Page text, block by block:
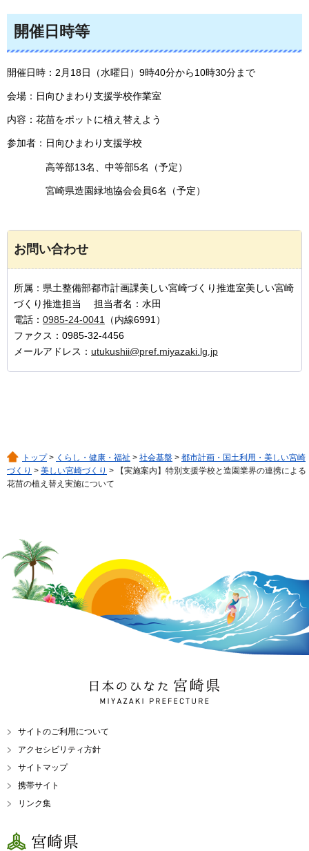
開催日時等
開催日時：2月18日（水曜日）9時40分から10時30分まで
会場：日向ひまわり支援学校作業室
内容：花苗をポットに植え替えよう
参加者：日向ひまわり支援学校
高等部13名、中等部5名（予定）
宮崎県造園緑地協会会員6名（予定）
お問い合わせ
所属：県土整備部都市計画課美しい宮崎づくり推進室美しい宮崎
づくり推進担当 担当者名：水田
電話： 0985-24-0041
（内線6991）
ファクス：0985-32-4456
メールアドレス： utukushii@pref.miyazaki.lg.jp
トップ> くらし・健康・福祉 > 社会基盤 > 都市計画・国土利用・美しい宮崎
づくり > 美しい宮崎づくり > 【実施案内】特別支援学校と造園業界の連携による
花苗の植え替え実施について
日本のひなた 宮崎県
MIYAZAKI PREFECTURE
サイトのご利用について
アクセシビリティ方針
サイトマップ
携帯サイト
リンク集
宮崎県